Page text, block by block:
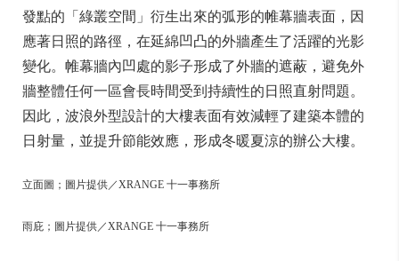
發點的「綠叢空間」衍生出來的弧形的帷幕牆表面，因
應著日照的路徑，在延綿凹凸的外牆產生了活躍的光影
變化。帷幕牆內凹處的影子形成了外牆的遮蔽，避免外
牆整體任何一區會長時間受到持續性的日照直射問題。
因此，波浪外型設計的大樓表面有效減輕了建築本體的
日射量，並提升節能效應，形成冬暖夏涼的辦公大樓。
立面圖；圖片提供／XRANGE 十一事務所
雨庇；圖片提供／XRANGE 十一事務所